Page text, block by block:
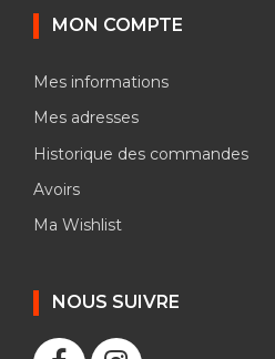
MON COMPTE
Mes informations
Mes adresses
Historique des commandes
Avoirs
Ma Wishlist
NOUS SUIVRE